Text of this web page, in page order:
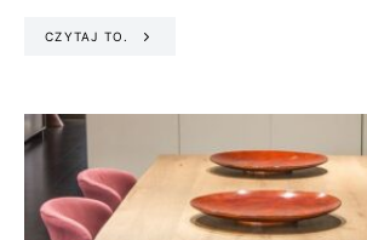
CZYTAJ TO.